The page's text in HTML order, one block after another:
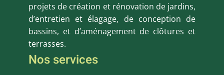
projets de création et rénovation de jardins,
d’entretien et élagage, de conception de
bassins, et d’aménagement de clôtures et
terrasses.
Nos services